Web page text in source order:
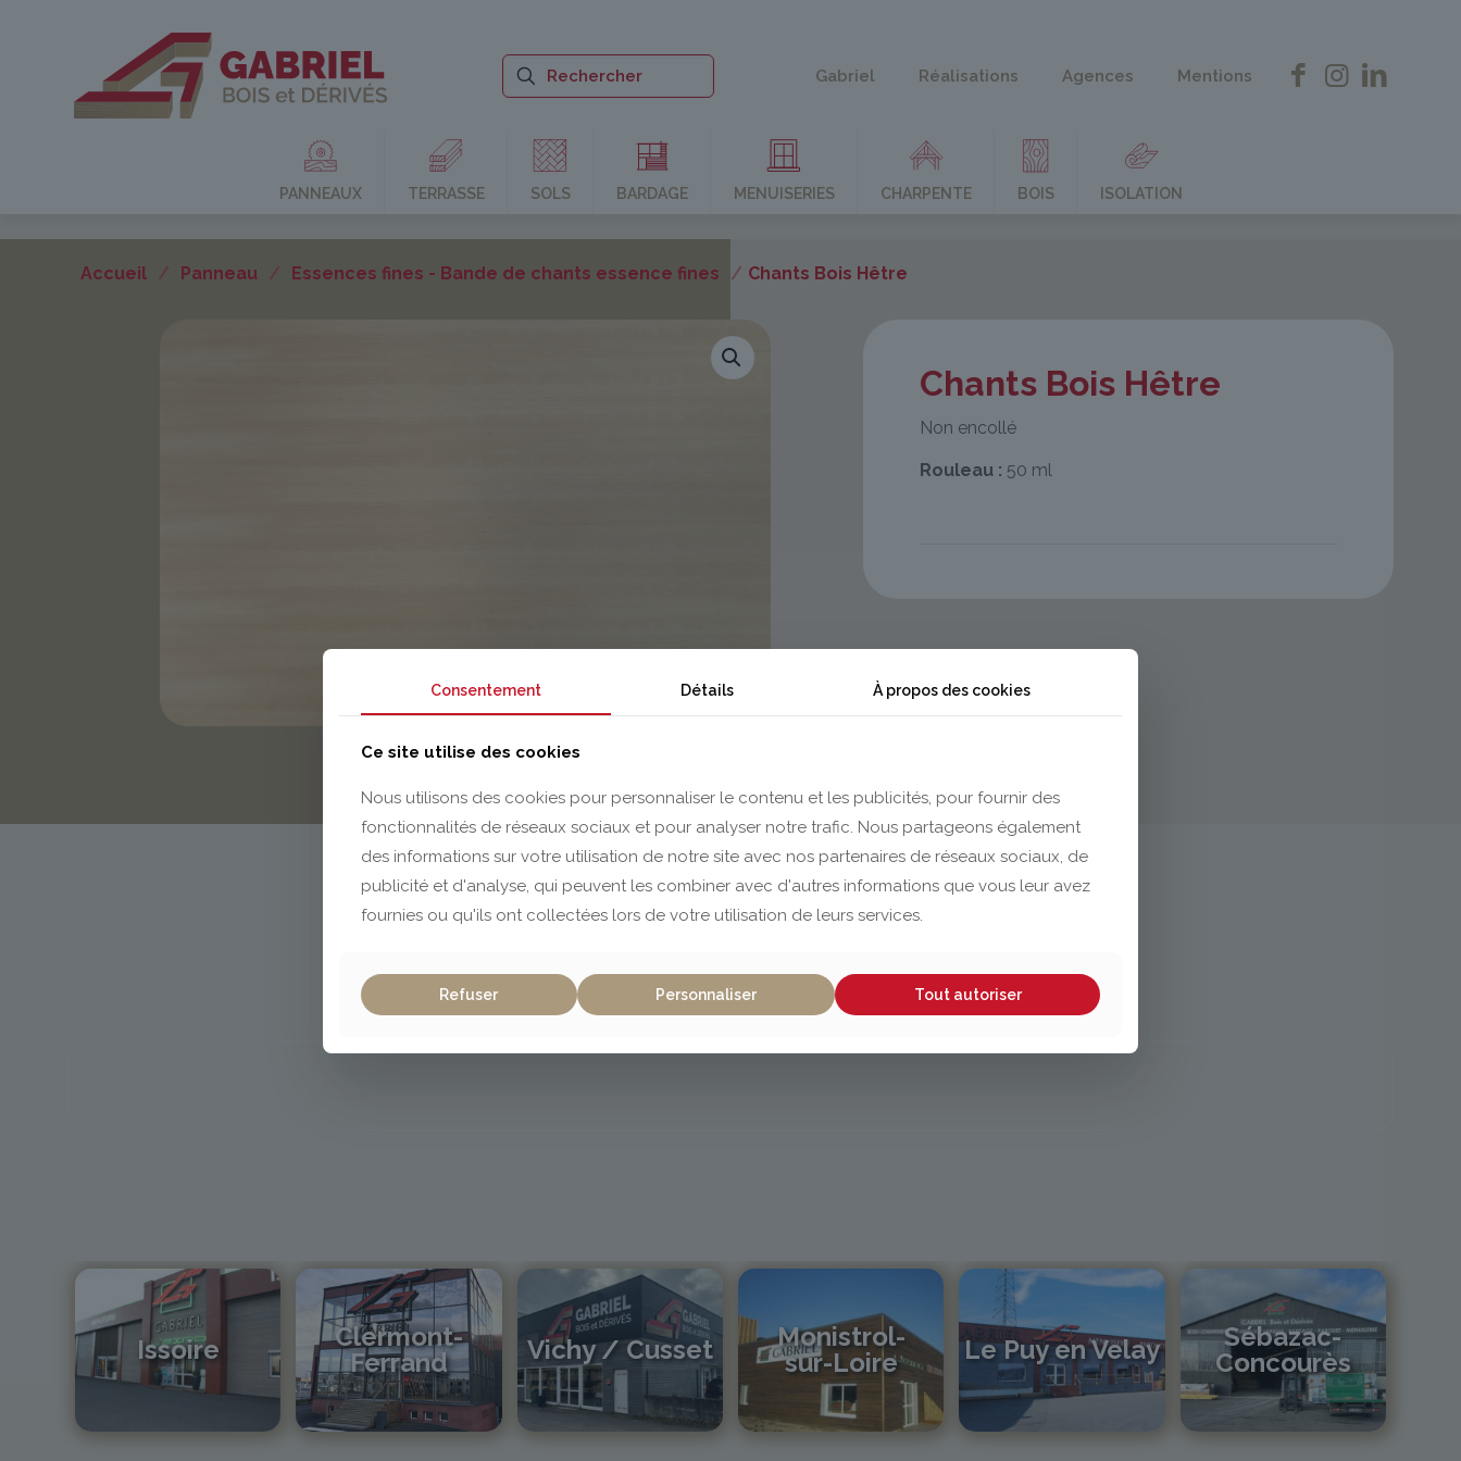
Gabriel Réalisations Agences Mentions
PANNEAUX TERRASSE SOLS BARDAGE MENUISERIES CHARPENTE BOIS ISOLATION
Accueil / Panneau / Essences fines - Bande de chants essence fines / Chants Bois Hêtre
Chants Bois Hêtre
Non encollé
Rouleau : 50 ml
Issoire
contact@gabriel-sa.fr
Clermont-
Ferrand
04 73 42 18 38
Vichy / Cusset
04 70 97 56 39
cusset@gabriel-sa.fr
Monistrol-
sur-Loire
04 71 61 01 86
Le Puy en Velay
04 71 01 13 30
lepuy@gabriel-sa.fr
Sébazac-
Concourès
Consentement Détails À propos des cookies
Ce site utilise des cookies
Nous utilisons des cookies pour personnaliser le contenu et les publicités, pour fournir des
fonctionnalités de réseaux sociaux et pour analyser notre trafic. Nous partageons également
des informations sur votre utilisation de notre site avec nos partenaires de réseaux sociaux, de
publicité et d'analyse, qui peuvent les combiner avec d'autres informations que vous leur avez
fournies ou qu'ils ont collectées lors de votre utilisation de leurs services.
Refuser Personnaliser Tout autoriser